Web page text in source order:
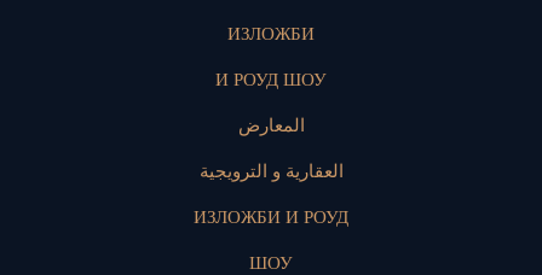
ИЗЛОЖБИ
И РОУД ШОУ
المعارض
العقارية و الترويجية
ИЗЛОЖБИ И РОУД
ШОУ